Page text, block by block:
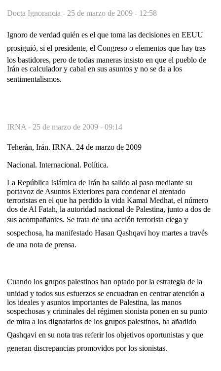
Docta Ignorancia - 25 de marzo de 2009 - 12:58
Ignoro de verdad quién es el que toma las decisiones en EEUU
prosiguió, si el presidente, el Congreso o elementos que hay tras
los bastidores, pero de todas maneras insisto en que el pueblo de
Irán es calculador y cabal en sus asuntos y no se da a los
sentimentalismos.
IRNA - 25 de marzo de 2009 - 09:14
Teherán, Irán. IRNA. 24 de marzo de 2009
Nacional. Internacional. Política.
La República Islámica de Irán ha salido al paso mediante su
portavoz de Asuntos Exteriores para condenar el atentado
terroristas en el que ha perdido la vida Kamal Medhat, el número
dos de Al Fatah, la autoridad nacional de Palestina, junto a dos de
sus acompañantes. Se trata de una acción terrorista ciega y
sospechosa, ha manifestado Hasan Qashqavi hoy martes a través
de una nota de prensa.
Cuando los grupos palestinos han optado por la estrategia de la
unidad y todos sus esfuerzos se encuadran en centrar atención a
los ideales y asuntos importantes de Palestina, las manos
sospechosas y criminales del régimen sionista ponen en su punto
de mira a los dignatarios de los grupos palestinos, ha añadido
Qashqavi en su nota tras referir los objetivos oportunistas y que
generan discrepancias promovidos por los sionistas.